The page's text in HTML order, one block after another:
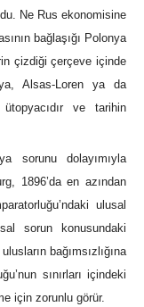
Ne Rus ekonomisine
bağlaşığı Polonya
çizdiği çerçeve içinde
Alsas-Loren ya da
ütopyacıdır ve tarihin
sorunu dolayımıyla
1896’da en azından
ulusal
sorun konusundaki
bağımsızlığına
sınırları içindeki
için zorunlu görür.